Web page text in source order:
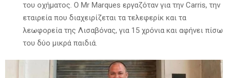
του οχήματος. Ο Mr Marques εργαζόταν για την Carris, την
εταιρεία που διαχειρίζεται τα τελεφερίκ και τα
λεωφορεία της Λισαβόνας, για 15 χρόνια και αφήνει πίσω
του δύο μικρά παιδιά.